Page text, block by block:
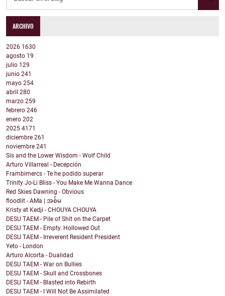
ARCHIVO
2026 1630
agosto 19
julio 129
junio 241
mayo 254
abril 280
marzo 259
febrero 246
enero 202
2025 4171
diciembre 261
noviembre 241
Sis and the Lower Wisdom - Wolf Child
Arturo Villarreal - Decepción
Frambimercs - Te he podido superar
Trinity Jo-Li Bliss - You Make Me Wanna Dance
Red Skies Dawning - Obvious
floodlit - AMa | အစ်မ
Kristy et Kedji - CHOUYA CHOUYA
DESU TAEM - Pile of Shit on the Carpet
DESU TAEM - Empty. Hollowed Out
DESU TAEM - Irreverent Resident President
Yeto - London
Arturo Alcorta - Dualidad
DESU TAEM - War on Bullies
DESU TAEM - Skull and Crossbones
DESU TAEM - Blasted into Rebirth
DESU TAEM - I Will Not Be Assimilated